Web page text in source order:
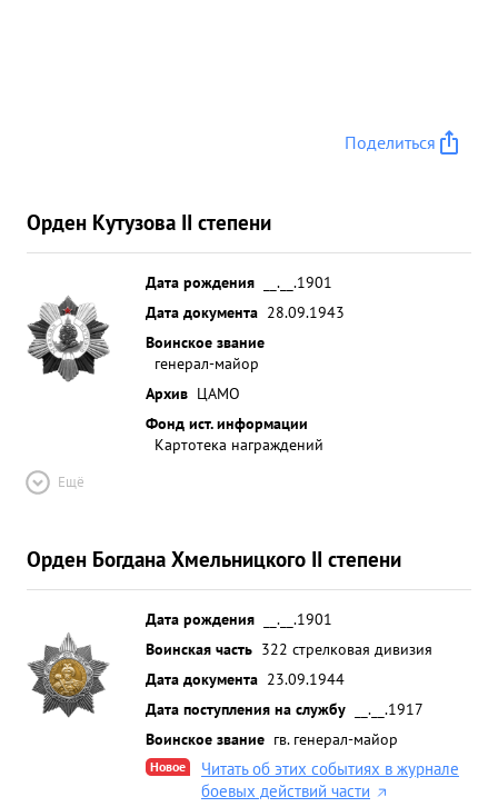
Поделиться
Орден Кутузова II степени
Дата рождения
__.__.1901
Дата документа 28.09.1943
Воинское звание
генерал-майор
Архив ЦАМО
Фонд ист. информации
Картотека награждений
Ещё
Орден Богдана Хмельницкого II степени
Дата рождения
__.__.1901
Воинская часть 322 стрелковая дивизия
Дата документа 23.09.1944
Дата поступления на службу
__.__.1917
Воинское звание гв. генерал-майор
Новое
Читать об этих событиях в журнале
боевых действий части